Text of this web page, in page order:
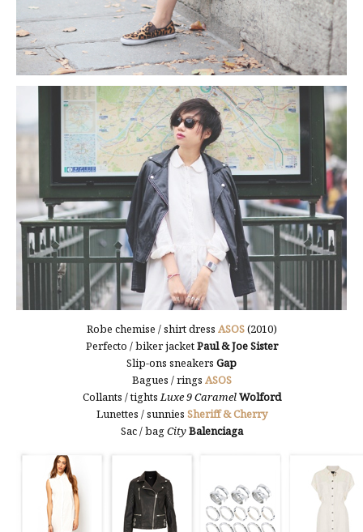
Robe chemise / shirt dress ASOS(2010)
Perfecto / biker jacketPaul & Joe Sister
Slip-ons sneakers Gap
Bagues / rings ASOS
Collants / tightsLuxe 9 CaramelWolford
Lunettes / sunnies Sheriff & Cherry
Sac / bagCityBalenciaga